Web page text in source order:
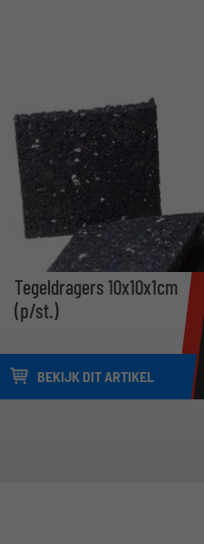
Tegeldragers 10x10x1cm
(p/st.)
BEKIJK DIT ARTIKEL